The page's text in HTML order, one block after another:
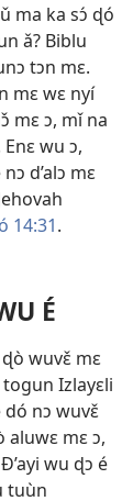
ma ka sɔ́ ɖó
ǎ? Biblu
tɔn mɛ.
mɛ wɛ nyí
mɛ ɔ, mǐ na
wu ɔ,
d’alɔ mɛ
14:31.
É
wuvɛ̌ mɛ
Izlayɛli
nɔ wuvɛ̌
aluwɛ mɛ ɔ,
wu ɖɔ é
tuùn